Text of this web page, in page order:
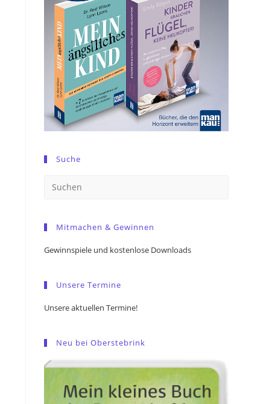
Suche
Mitmachen & Gewinnen
Gewinnspiele und kostenlose Downloads
Unsere Termine
Unsere aktuellen Termine!
Neu bei Oberstebrink